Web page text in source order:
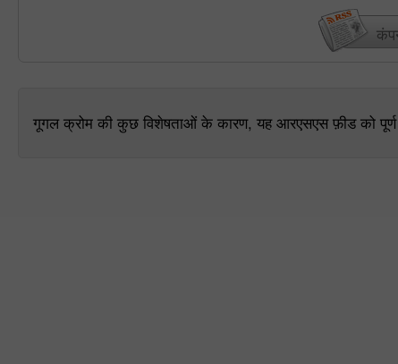
गूगल क्रोम की कुछ विशेषताओं के कारण, यह आरएसएस फ़ीड को पूर्ण